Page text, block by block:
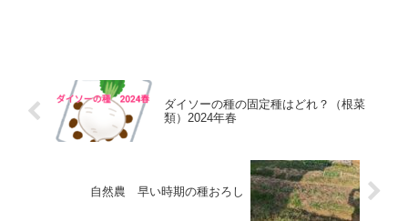
ダイソーの種の固定種はどれ？（根菜
類）2024年春
自然農 早い時期の種おろし